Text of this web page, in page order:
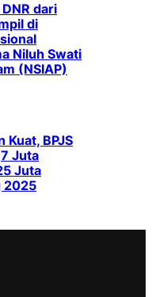
dari
di
Niluh Swati
(NSIAP)
Kuat, BPJS
Juta
Juta
2025